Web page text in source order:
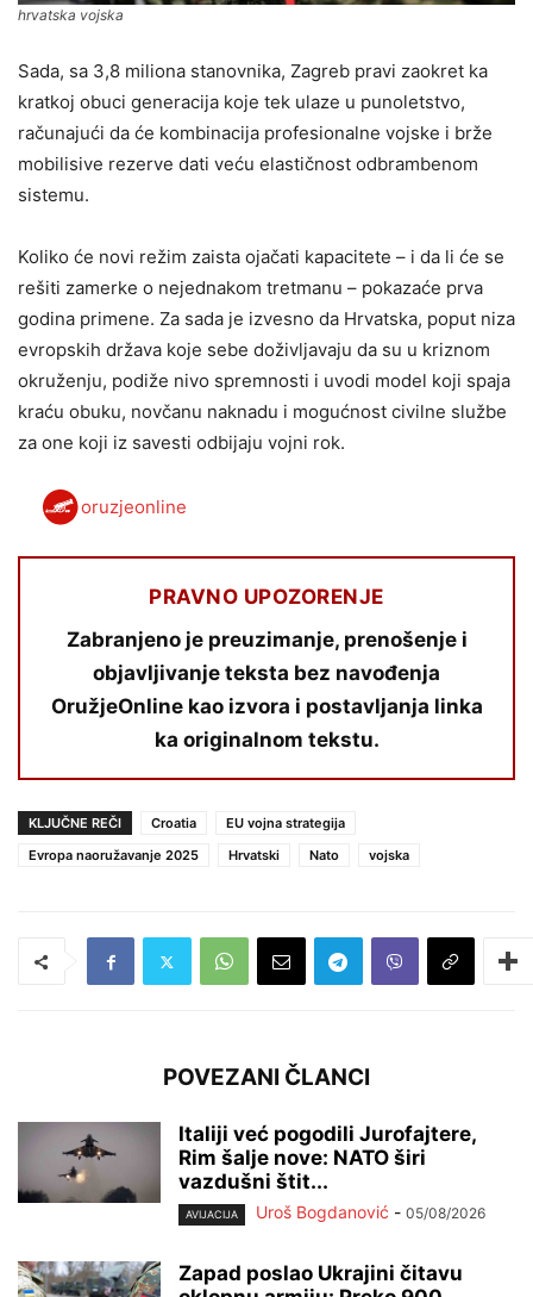
hrvatska vojska
Sada, sa 3,8 miliona stanovnika, Zagreb pravi zaokret ka
kratkoj obuci generacija koje tek ulaze u punoletstvo,
računajući da će kombinacija profesionalne vojske i brže
mobilisive rezerve dati veću elastičnost odbrambenom
sistemu.
Koliko će novi režim zaista ojačati kapacitete – i da li će se
rešiti zamerke o nejednakom tretmanu – pokazaće prva
godina primene. Za sada je izvesno da Hrvatska, poput niza
evropskih država koje sebe doživljavaju da su u kriznom
okruženju, podiže nivo spremnosti i uvodi model koji spaja
kraću obuku, novčanu naknadu i mogućnost civilne službe
za one koji iz savesti odbijaju vojni rok.
oruzjeonline
PRAVNO UPOZORENJE
Zabranjeno je preuzimanje, prenošenje i
objavljivanje teksta bez navođenja
OružjeOnline kao izvora i postavljanja linka
ka originalnom tekstu.
KLJUČNE REČI Croatia
EU vojna strategija
Evropa naoružavanje 2025
Hrvatski Nato vojska
POVEZANI ČLANCI
Italiji već pogodili Jurofajtere,
Rim šalje nove: NATO širi
vazdušni štit...
AVIJACIJA Uroš Bogdanović - 05/08/2026
Zapad poslao Ukrajini čitavu